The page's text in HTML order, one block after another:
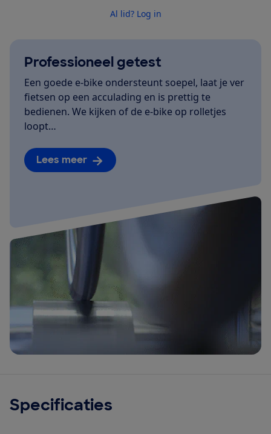
Al lid? Log in
Professioneel getest
Een goede e-bike ondersteunt soepel, laat je ver
fietsen op een acculading en is prettig te
bedienen. We kijken of de e-bike op rolletjes
loopt…
Lees meer
Specificaties